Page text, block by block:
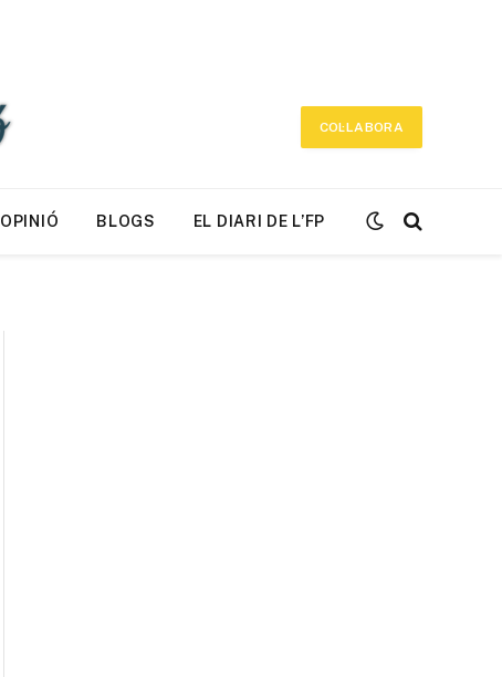
COL·LABORA
OPINIÓ BLOGS EL DIARI DE L’FP